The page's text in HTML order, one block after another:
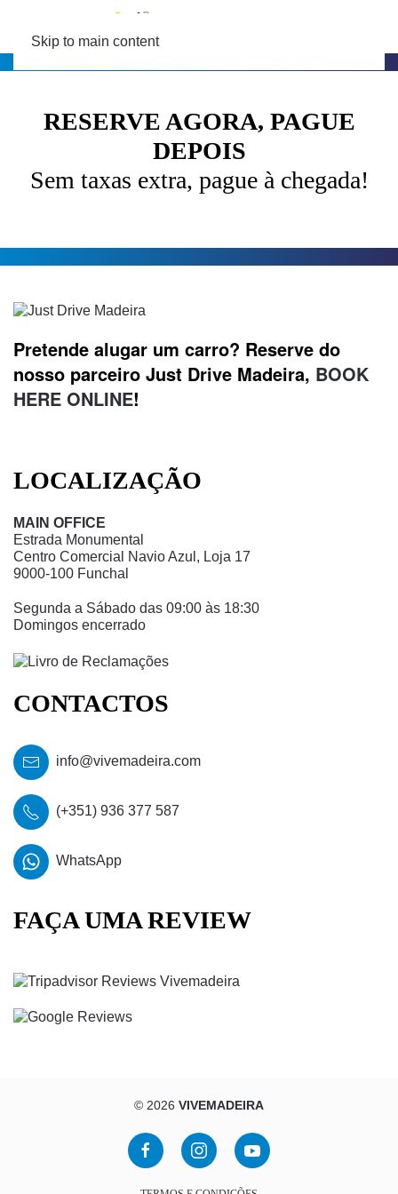
Skip to main content
RESERVE AGORA, PAGUE
DEPOIS
Sem taxas extra, pague à chegada!
Pretende alugar um carro? Reserve do
nosso parceiro Just Drive Madeira, BOOK
HERE ONLINE!
LOCALIZAÇÃO
MAIN OFFICE
Estrada Monumental
Centro Comercial Navio Azul, Loja 17
9000-100 Funchal
Segunda a Sábado das 09:00 às 18:30
Domingos encerrado
CONTACTOS
info@vivemadeira.com
(+351) 936 377 587
WhatsApp
FAÇA UMA REVIEW
© 2026 VIVEMADEIRA